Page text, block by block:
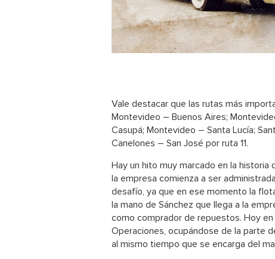
Vale destacar que las rutas más
Montevideo – Buenos Aires;
Casupá; Montevideo – Santa Lucía;
Canelones – San José por ruta 11.
Hay un hito muy marcado en la
la empresa comienza a ser
desafío, ya que en ese momento la
la mano de Sánchez que llega a la
como comprador de repuestos. Hoy
Operaciones, ocupándose de la parte
al mismo tiempo que se encarga del